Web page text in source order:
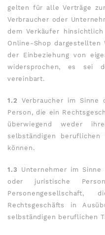
gelten für alle Verträge
Verbraucher oder
dem Verkäufer
Online-Shop dargestellten
der Einbeziehung von
widersprochen, es sei
vereinbart.
1.2 Verbraucher im Sinne
Person, die ein
überwiegend weder
selbständigen
können.
1.3 Unternehmer im
oder juristische
Rechtsgeschäfts in
selbständigen beruflichen